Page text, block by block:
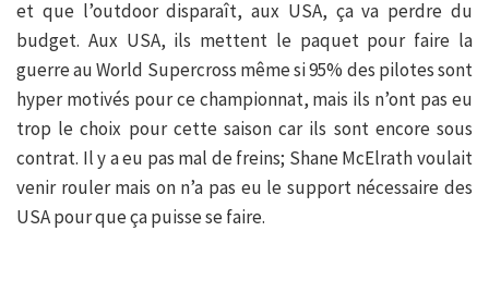
et que l’outdoor disparaît, aux USA, ça va perdre du
budget. Aux USA, ils mettent le paquet pour faire la
guerre au World Supercross même si 95% des pilotes sont
hyper motivés pour ce championnat, mais ils n’ont pas eu
trop le choix pour cette saison car ils sont encore sous
contrat. Il y a eu pas mal de freins; Shane McElrath voulait
venir rouler mais on n’a pas eu le support nécessaire des
USA pour que ça puisse se faire.